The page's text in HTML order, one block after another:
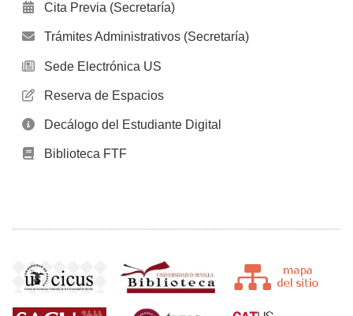
Cita Previa (Secretaría)
Trámites Administrativos (Secretaría)
Sede Electrónica US
Reserva de Espacios
Decálogo del Estudiante Digital
Biblioteca FTF